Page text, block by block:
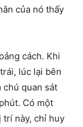
của nó thấy
cách. Khi
lúc lại bên
chú quan sát
Có một
trí này, chỉ huy